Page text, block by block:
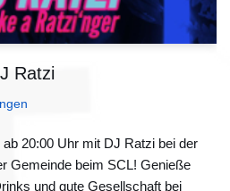
Ratzi
20:00 Uhr mit DJ Ratzi bei der
Gemeinde beim SCL! Genieße
und gute Gesellschaft bei